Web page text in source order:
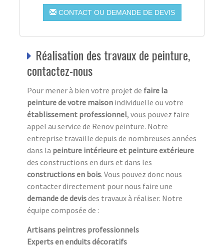
CONTACT OU DEMANDE DE DEVIS
Réalisation des travaux de peinture,
contactez-nous
Pour mener à bien votre projet de faire la
peinture de votre maison individuelle ou votre
établissement professionnel, vous pouvez faire
appel au service de Renov peinture. Notre
entreprise travaille depuis de nombreuses années
dans la peinture intérieure et peinture extérieure
des constructions en durs et dans les
constructions en bois. Vous pouvez donc nous
contacter directement pour nous faire une
demande de devisdes travaux à réaliser. Notre
équipe composée de :
Artisans peintres professionnels
Experts en enduits décoratifs